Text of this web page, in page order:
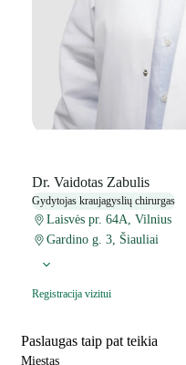
Dr. Vaidotas Zabulis
Gydytojas kraujagyslių chirurgas
Laisvės pr. 64A, Vilnius
Gardino g. 3, Šiauliai
Registracija vizitui
Paslaugas taip pat teikia
Miestas